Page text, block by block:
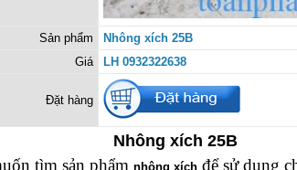
Sản phẩm
Nhông xích 25B
Giá
LH 0932322638
Đặt hàng
Nhông xích 25B
tìm sản phẩm nhông xích để sử dụng